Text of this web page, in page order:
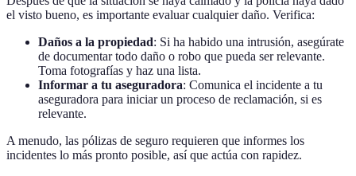
el visto bueno, es importante evaluar cualquier daño. Verifica:
Daños a la propiedad: Si ha habido una intrusión, asegúrate
de documentar todo daño o robo que pueda ser relevante.
Toma fotografías y haz una lista.
Informar a tu aseguradora: Comunica el incidente a tu
aseguradora para iniciar un proceso de reclamación, si es
relevante.
A menudo, las pólizas de seguro requieren que informes los
incidentes lo más pronto posible, así que actúa con rapidez.